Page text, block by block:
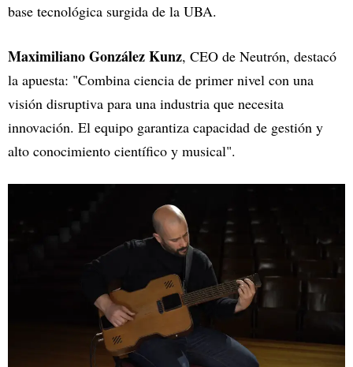
base tecnológica surgida de la UBA.
Maximiliano González Kunz, CEO de Neutrón, destacó
la apuesta: "Combina ciencia de primer nivel con una
visión disruptiva para una industria que necesita
innovación. El equipo garantiza capacidad de gestión y
alto conocimiento científico y musical".